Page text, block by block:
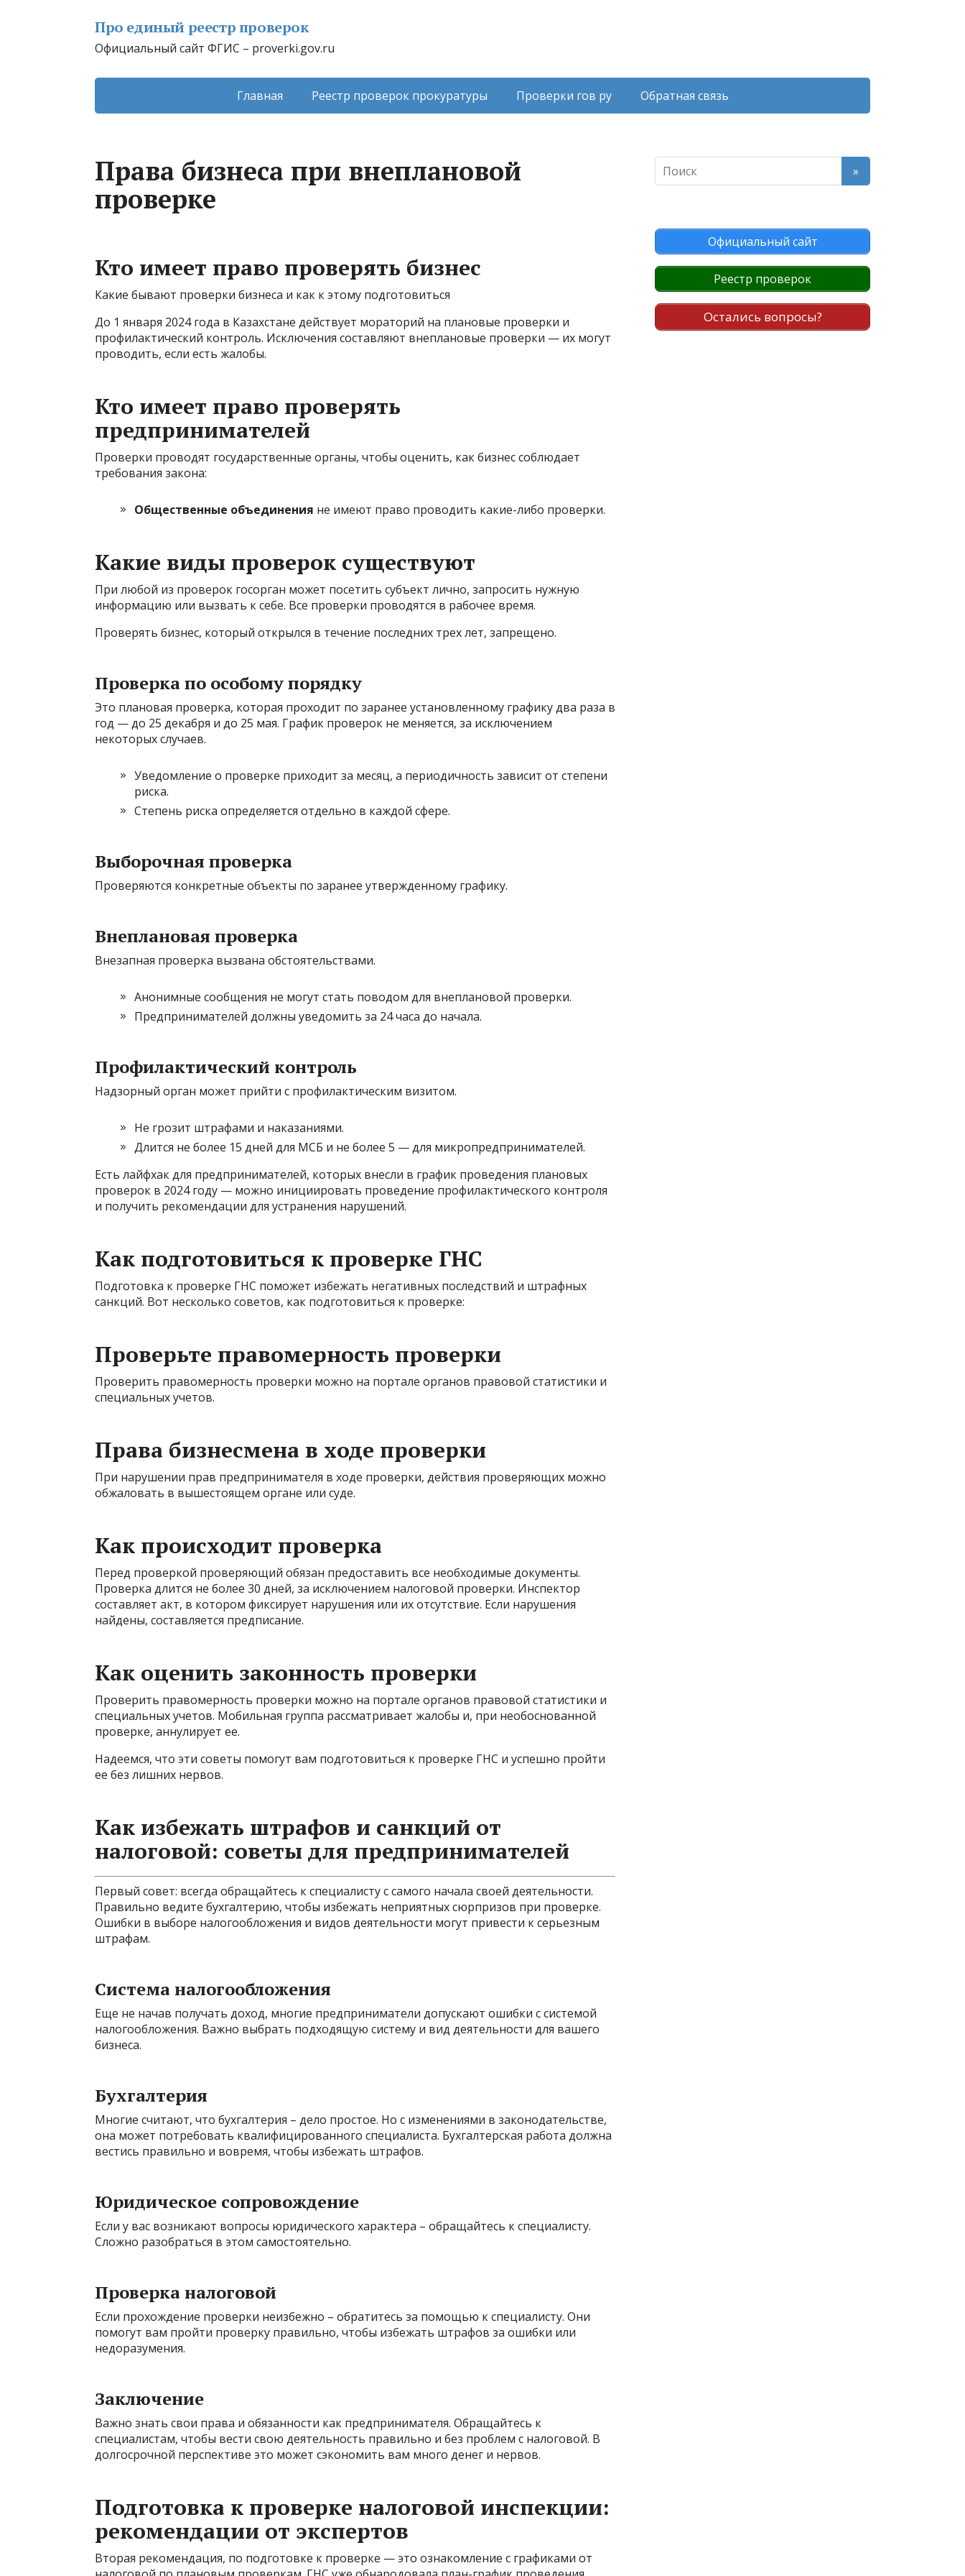
Про единый реестр проверок
Официальный сайт ФГИС – proverki.gov.ru
Главная Реестр проверок прокуратуры Проверки гов ру Обратная связь
Права бизнеса при внеплановой
проверке
Кто имеет право проверять бизнес
Какие бывают проверки бизнеса и как к этому подготовиться
До 1 января 2024 года в Казахстане действует мораторий на плановые проверки и
профилактический контроль. Исключения составляют внеплановые проверки — их могут
проводить, если есть жалобы.
Кто имеет право проверять
предпринимателей
Проверки проводят государственные органы, чтобы оценить, как бизнес соблюдает
требования закона:
Общественные объединения не имеют право проводить какие-либо проверки.
Какие виды проверок существуют
При любой из проверок госорган может посетить субъект лично, запросить нужную
информацию или вызвать к себе. Все проверки проводятся в рабочее время.
Проверять бизнес, который открылся в течение последних трех лет, запрещено.
Проверка по особому порядку
Это плановая проверка, которая проходит по заранее установленному графику два раза в
год — до 25 декабря и до 25 мая. График проверок не меняется, за исключением
некоторых случаев.
Уведомление о проверке приходит за месяц, а периодичность зависит от степени
риска.
Степень риска определяется отдельно в каждой сфере.
Выборочная проверка
Проверяются конкретные объекты по заранее утвержденному графику.
Внеплановая проверка
Внезапная проверка вызвана обстоятельствами.
Анонимные сообщения не могут стать поводом для внеплановой проверки.
Предпринимателей должны уведомить за 24 часа до начала.
Профилактический контроль
Надзорный орган может прийти с профилактическим визитом.
Не грозит штрафами и наказаниями.
Длится не более 15 дней для МСБ и не более 5 — для микропредпринимателей.
Есть лайфхак для предпринимателей, которых внесли в график проведения плановых
проверок в 2024 году — можно инициировать проведение профилактического контроля
и получить рекомендации для устранения нарушений.
Как подготовиться к проверке ГНС
Подготовка к проверке ГНС поможет избежать негативных последствий и штрафных
санкций. Вот несколько советов, как подготовиться к проверке:
Проверьте правомерность проверки
Проверить правомерность проверки можно на портале органов правовой статистики и
специальных учетов.
Права бизнесмена в ходе проверки
При нарушении прав предпринимателя в ходе проверки, действия проверяющих можно
обжаловать в вышестоящем органе или суде.
Как происходит проверка
Перед проверкой проверяющий обязан предоставить все необходимые документы.
Проверка длится не более 30 дней, за исключением налоговой проверки. Инспектор
составляет акт, в котором фиксирует нарушения или их отсутствие. Если нарушения
найдены, составляется предписание.
Как оценить законность проверки
Проверить правомерность проверки можно на портале органов правовой статистики и
специальных учетов. Мобильная группа рассматривает жалобы и, при необоснованной
проверке, аннулирует ее.
Надеемся, что эти советы помогут вам подготовиться к проверке ГНС и успешно пройти
ее без лишних нервов.
Как избежать штрафов и санкций от
налоговой: советы для предпринимателей
Первый совет: всегда обращайтесь к специалисту с самого начала своей деятельности.
Правильно ведите бухгалтерию, чтобы избежать неприятных сюрпризов при проверке.
Ошибки в выборе налогообложения и видов деятельности могут привести к серьезным
штрафам.
Система налогообложения
Еще не начав получать доход, многие предприниматели допускают ошибки с системой
налогообложения. Важно выбрать подходящую систему и вид деятельности для вашего
бизнеса.
Бухгалтерия
Многие считают, что бухгалтерия – дело простое. Но с изменениями в законодательстве,
она может потребовать квалифицированного специалиста. Бухгалтерская работа должна
вестись правильно и вовремя, чтобы избежать штрафов.
Юридическое сопровождение
Если у вас возникают вопросы юридического характера – обращайтесь к специалисту.
Сложно разобраться в этом самостоятельно.
Проверка налоговой
Если прохождение проверки неизбежно – обратитесь за помощью к специалисту. Они
помогут вам пройти проверку правильно, чтобы избежать штрафов за ошибки или
недоразумения.
Заключение
Важно знать свои права и обязанности как предпринимателя. Обращайтесь к
специалистам, чтобы вести свою деятельность правильно и без проблем с налоговой. В
долгосрочной перспективе это может сэкономить вам много денег и нервов.
Подготовка к проверке налоговой инспекции:
рекомендации от экспертов
Вторая рекомендация, по подготовке к проверке — это ознакомление с графиками от
Официальный сайт
Реестр проверок
Остались вопросы?